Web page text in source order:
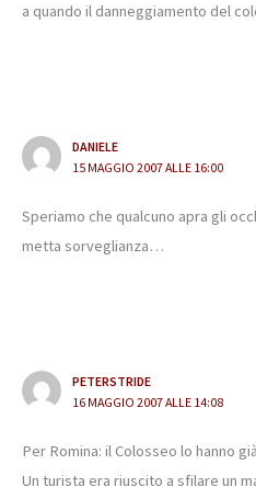
a quando il danneggiamento del
DANIELE
15 MAGGIO 2007 ALLE 16:00
Speriamo che qualcuno apra gli
metta sorveglianza…
PETERSTRIDE
16 MAGGIO 2007 ALLE 14:08
Per Romina: il Colosseo lo hanno
Un turista era riuscito a sfilare un